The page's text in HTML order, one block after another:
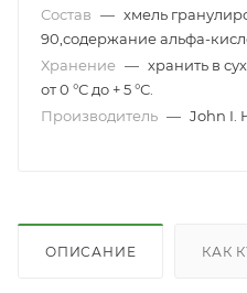
Состав — хмель
90,содержание альфа-
Хранение — хранить в
от 0 °С до + 5 °С.
Производитель — John I.
ОПИСАНИЕ КАК